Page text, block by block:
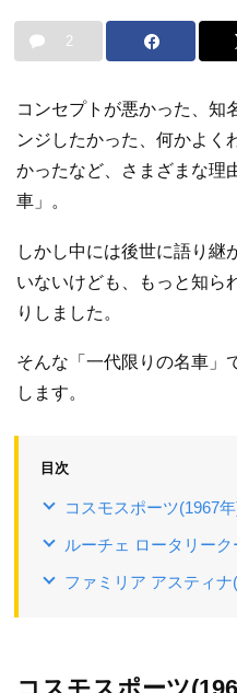
2
コンセプトが悪かった、知
ンジしたかった、何かよく
かったなど、さまざまな理
車」。
しかし中には後世に語り継
いないけども、もっと知ら
りしました。
そんな「一代限りの名車」
します。
目次
コスモスポーツ(1967
ルーチェ ロータリーク
ファミリア アスティナ